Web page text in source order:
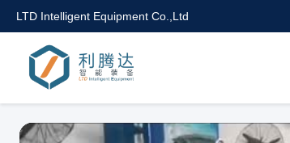
LTD Intelligent Equipment Co.,Ltd